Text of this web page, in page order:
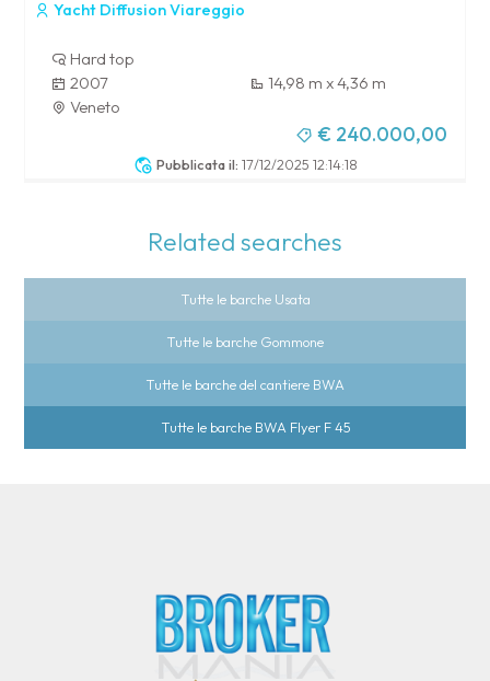
Pubblicata il: 17/12/2025 12:14:18
Yacht Diffusion Viareggio
Hard top
2007
14,98 m x 4,36 m
Veneto
€ 240.000,00
Related searches
Tutte le barche Usata
Tutte le barche Gommone
Tutte le barche del cantiere BWA
Tutte le barche BWA Flyer F 45